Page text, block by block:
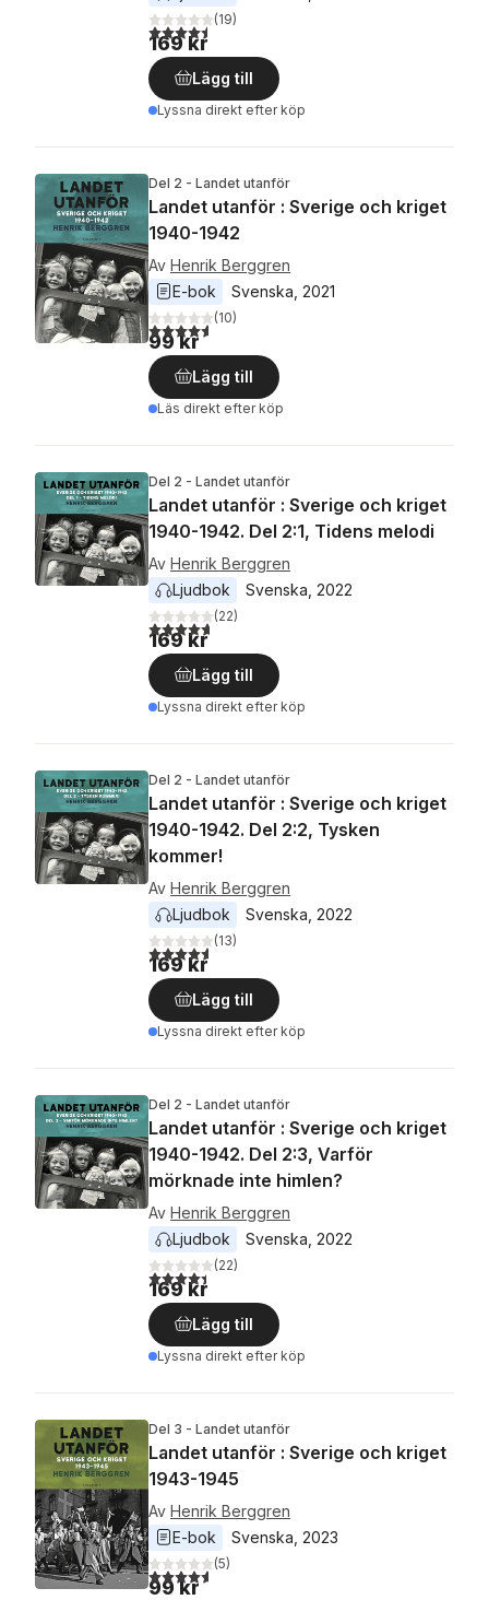
4,5utav 5 stjärnor. Totalt antal röster:
(19)
169 kr
Lägg till
Lyssna direkt efter köp
Del 2 - Landet utanför
Landet utanför : Sverige och kriget
1940-1942
Av Henrik Berggren
E-bok
Svenska 2021
4,6utav 5 stjärnor. Totalt antal röster:
(10)
99 kr
Lägg till
Läs direkt efter köp
Del 2 - Landet utanför
Landet utanför : Sverige och kriget
1940-1942. Del 2:1, Tidens melodi
Av Henrik Berggren
Ljudbok
Svenska 2022
4,7utav 5 stjärnor. Totalt antal röster:
(22)
169 kr
Lägg till
Lyssna direkt efter köp
Del 2 - Landet utanför
Landet utanför : Sverige och kriget
1940-1942. Del 2:2, Tysken
kommer!
Av Henrik Berggren
Ljudbok
Svenska 2022
4,6utav 5 stjärnor. Totalt antal röster:
(13)
169 kr
Lägg till
Lyssna direkt efter köp
Del 2 - Landet utanför
Landet utanför : Sverige och kriget
1940-1942. Del 2:3, Varför
mörknade inte himlen?
Av Henrik Berggren
Ljudbok
Svenska 2022
4,4utav 5 stjärnor. Totalt antal röster:
(22)
169 kr
Lägg till
Lyssna direkt efter köp
Del 3 - Landet utanför
Landet utanför : Sverige och kriget
1943-1945
Av Henrik Berggren
E-bok
Svenska 2023
4,6utav 5 stjärnor. Totalt antal röster:
(5)
99 kr